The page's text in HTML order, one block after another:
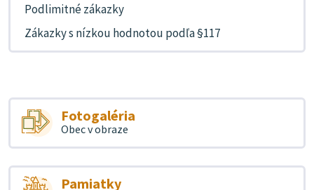
Podlimitné zákazky
Zákazky s nízkou hodnotou podľa §117
Fotogaléria
Obec v obraze
Pamiatky